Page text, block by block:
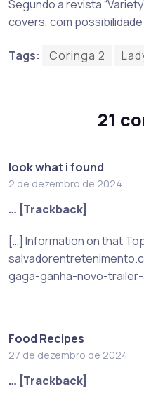
Segundo a revista
covers, com
Tags: Coringa 2
21
look what i found
2 de dezembro de 2024
… [Trackback]
[…] Information on that
gaga-ganha-novo-
Food Recipes
27 de dezembro de 2024
… [Trackback]